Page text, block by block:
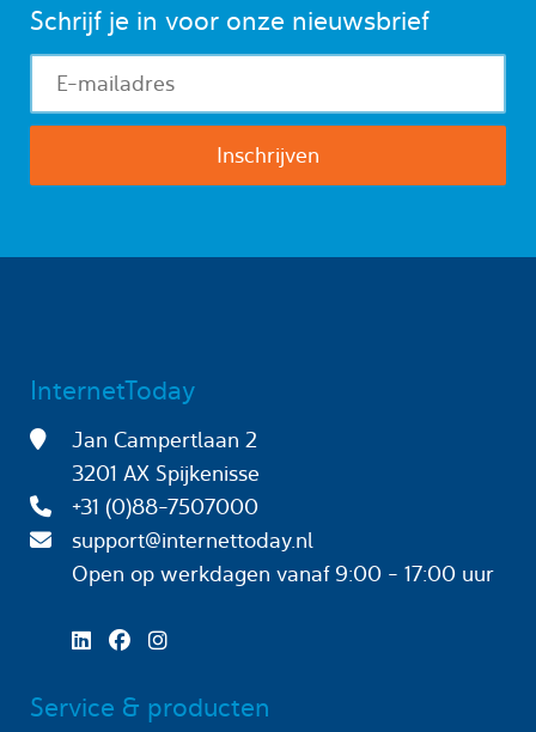
Schrijf je in voor onze nieuwsbrief
InternetToday
Jan Campertlaan 2
3201 AX Spijkenisse
+31 (0)88-7507000
support@internettoday.nl
Open op werkdagen
vanaf 9:00 - 17:00 uur
Service & producten